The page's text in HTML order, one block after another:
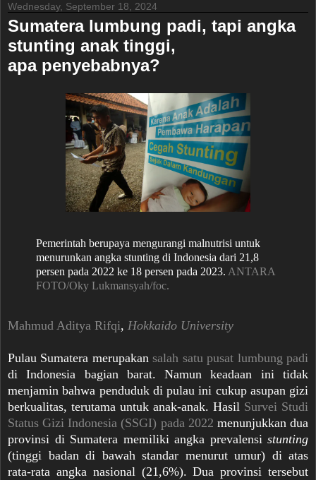
Wednesday, September 18, 2024
Sumatera lumbung padi, tapi angka
stunting anak tinggi,
apa penyebabnya?
Pemerintah berupaya mengurangi malnutrisi untuk
menurunkan angka stunting di Indonesia dari 21,8
persen pada 2022 ke 18 persen pada 2023. ANTARA
FOTO/Oky Lukmansyah/foc.
Mahmud Aditya Rifqi, Hokkaido University
Pulau Sumatera merupakansalah satu pusat lumbung padi
di Indonesia bagian barat. Namun keadaan ini tidak
menjamin bahwa penduduk di pulau ini cukup asupan gizi
berkualitas, terutama untuk anak-anak. Hasil Survei Studi
Status Gizi Indonesia (SSGI) pada 2022 menunjukkan dua
provinsi di Sumatera memiliki angka prevalensi stunting
(tinggi badan di bawah standar menurut umur) di atas
rata-rata angka nasional (21,6%). Dua provinsi tersebut